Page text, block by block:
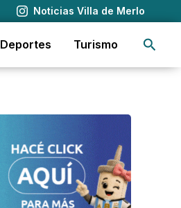
Noticias Villa de Merlo
Deportes Turismo